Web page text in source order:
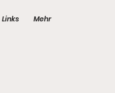
Links Mehr